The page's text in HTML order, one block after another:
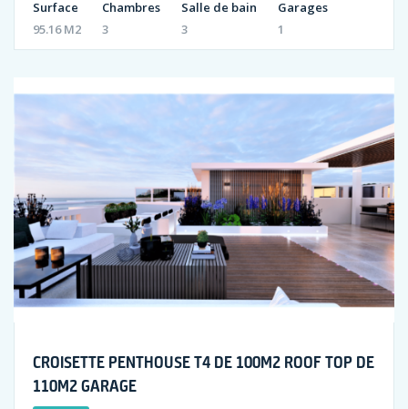
Surface
95.16 M2
Chambres
3
Salle de bain
3
Garages
1
CROISETTE PENTHOUSE T4 DE 100M2 ROOF TOP DE
110M2 GARAGE